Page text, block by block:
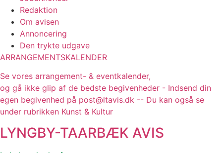
Redaktion
Om avisen
Annoncering
Den trykte udgave
ARRANGEMENTSKALENDER
Se vores arrangement- & eventkalender,
og gå ikke glip af de bedste begivenheder - Indsend din
egen begivenhed på post@ltavis.dk -- Du kan også se
under rubrikken Kunst & Kultur
LYNGBY-TAARBÆK AVIS